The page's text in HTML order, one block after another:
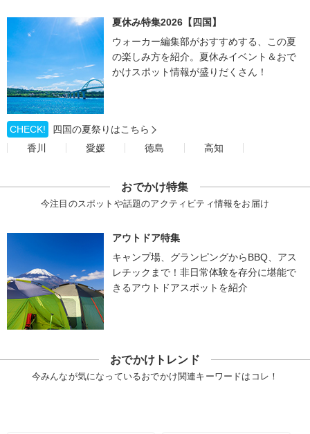
夏休み特集2026【四国】
ウォーカー編集部がおすすめする、この夏
の楽しみ方を紹介。夏休みイベント＆おで
かけスポット情報が盛りだくさん！
CHECK!
四国の夏祭りはこちら
香川
愛媛 徳島 高知
おでかけ特集
今注目のスポットや話題のアクティビティ情報をお届け
アウトドア特集
キャンプ場、グランピングからBBQ、アス
レチックまで！非日常体験を存分に堪能で
きるアウトドアスポットを紹介
おでかけトレンド
今みんなが気になっているおでかけ関連キーワードはコレ！